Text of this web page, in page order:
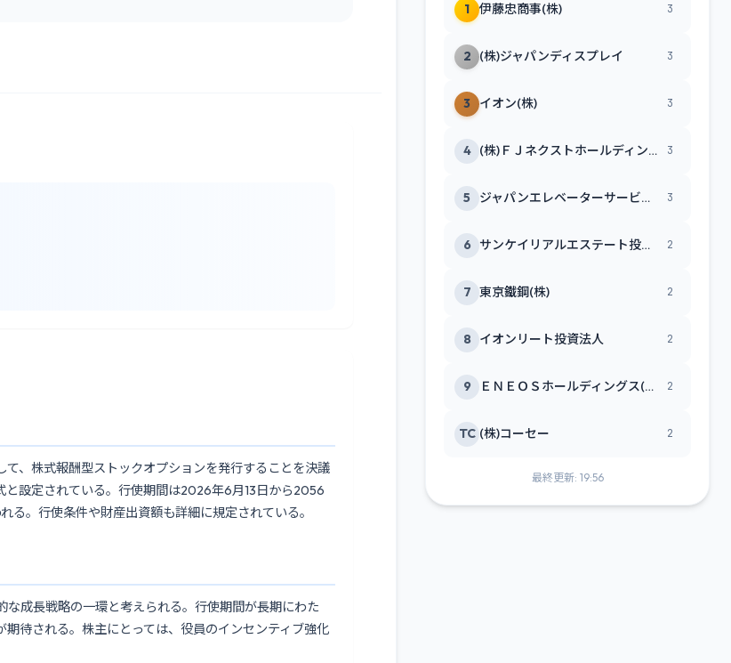
、株式報酬型ストックオプションを発行することを決議
と設定されている。行使期間は2026年6月13日から2056
る。行使条件や財産出資額も詳細に規定されている。
成長戦略の一環と考えられる。行使期間が長期にわた
待される。株主にとっては、役員のインセンティブ強化
1 伊藤忠商事(株) 3
2 (株)ジャパンディスプレイ 3
3 イオン(株) 3
4 (株)ＦＪネクストホールディングス 3
5 ジャパンエレベーターサービスホールディングス(株) 3
6 サンケイリアルエステート投資法人 2
7 東京鐵鋼(株) 2
8 イオンリート投資法人 2
9 ＥＮＥＯＳホールディングス(株) 2
TC (株)コーセー 2
最終更新: 19:56